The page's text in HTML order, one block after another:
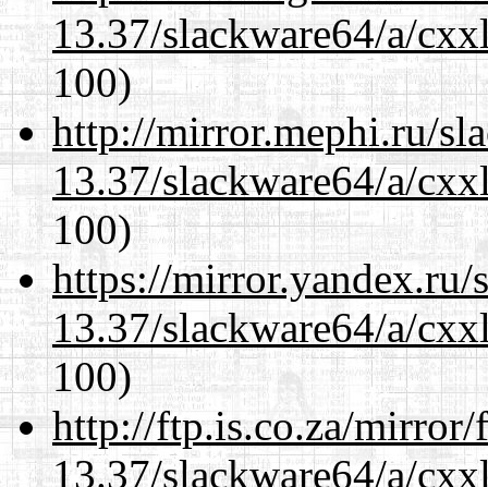
13.37/slackware64/a/
100)
http://mirror.mephi.ru/
13.37/slackware64/a/
100)
https://mirror.yandex.ru/
13.37/slackware64/a/
100)
http://ftp.is.co.za/mirror/
13.37/slackware64/a/